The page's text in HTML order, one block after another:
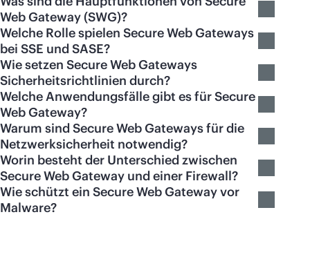
Web Gateway (SWG)?
Welche Rolle spielen Secure Web Gateways
bei SSE und SASE?
Wie setzen Secure Web Gateways
Sicherheitsrichtlinien durch?
Welche Anwendungsfälle gibt es für Secure
Web Gateway?
Warum sind Secure Web Gateways für die
Netzwerksicherheit notwendig?
Worin besteht der Unterschied zwischen
Secure Web Gateway und einer Firewall?
Wie schützt ein Secure Web Gateway vor
Malware?